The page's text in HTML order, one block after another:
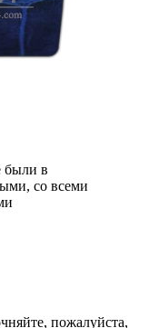
были в
со всеми
пожалуйста,